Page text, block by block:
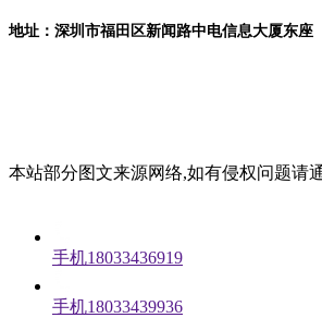
地址：深圳市福田区新闻路中电信息大厦东座
本站部分图文来源网络,如有侵权问题请
手机18033436919
手机18033439936